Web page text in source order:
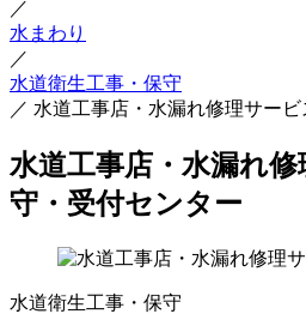
／
水まわり
／
水道衛生工事・保守
／ 水道工事店・水漏れ修理サー
水道工事店・水漏れ
守・受付センター
水道衛生工事・保守